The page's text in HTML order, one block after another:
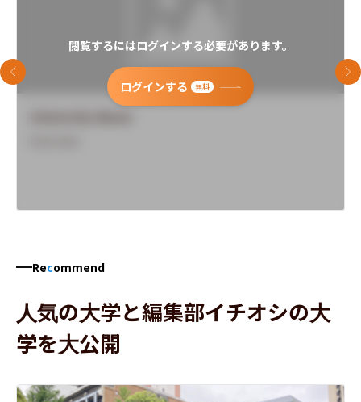
閲覧するにはログインする必要があります。
ログインする 無料
前のスライド 次
Recommend
人気の大学と編集部イチオシの大
学を大公開